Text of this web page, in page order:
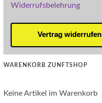
Widerrufsbelehrung
Vertrag widerrufen
WARENKORB ZUNFTSHOP
Keine Artikel im Warenkorb